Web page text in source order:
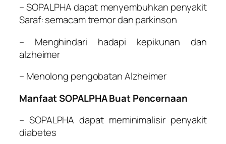
– SOPALPHA dapat menyembuhkan penyakit
Saraf: semacam tremor dan parkinson
– Menghindari hadapi kepikunan dan
alzheimer
– Menolong pengobatan Alzheimer
Manfaat SOPALPHA Buat Pencernaan
– SOPALPHA dapat meminimalisir penyakit
diabetes